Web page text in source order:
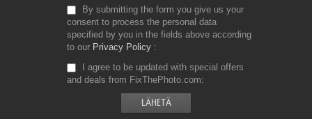
By submitting the form you give us your
consent to process the personal data
specified by you in the fields above according
to our Privacy Policy
I agree to be updated with special offers
and deals from FixThePhoto.com